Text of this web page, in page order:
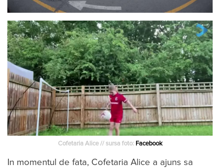
Cofetaria Alice // sursa foto: Facebook
In momentul de fata, Cofetaria Alice a ajuns sa